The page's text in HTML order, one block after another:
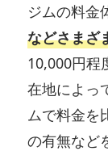
ジムの料金
などさまざ
10,000円程
在地によっ
ムで料金を
の有無など